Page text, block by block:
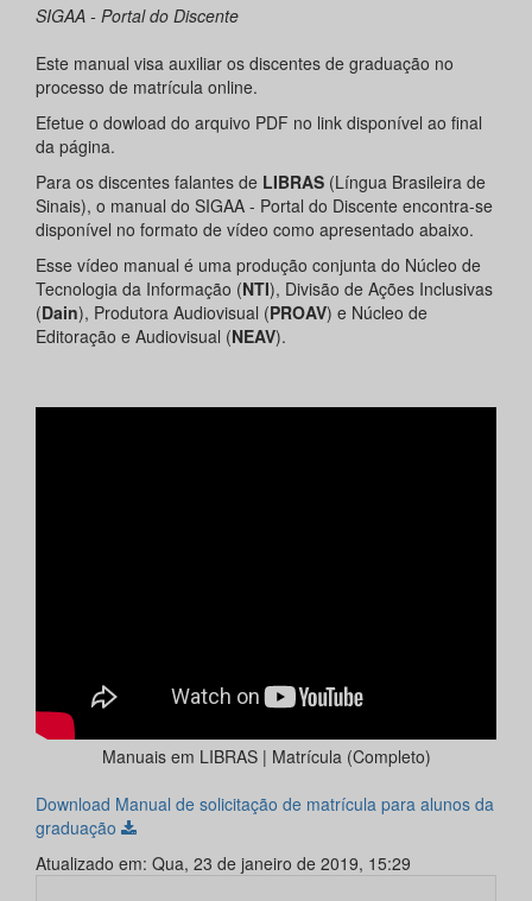
SIGAA - Portal do Discente
Este manual visa auxiliar os discentes de graduação no
processo de matrícula online.
Efetue o dowload do arquivo PDF no link disponível ao final
da página.
Para os discentes falantes de LIBRAS (Língua Brasileira de
Sinais), o manual do SIGAA - Portal do Discente encontra-se
disponível no formato de vídeo como apresentado abaixo.
Esse vídeo manual é uma produção conjunta do Núcleo de
Tecnologia da Informação (NTI), Divisão de Ações Inclusivas
(Dain), Produtora Audiovisual (PROAV) e Núcleo de
Editoração e Audiovisual (NEAV).
Manuais em LIBRAS | Matrícula (Completo)
Download Manual de solicitação de matrícula para alunos da
graduação
Atualizado em: Qua, 23 de janeiro de 2019, 15:29